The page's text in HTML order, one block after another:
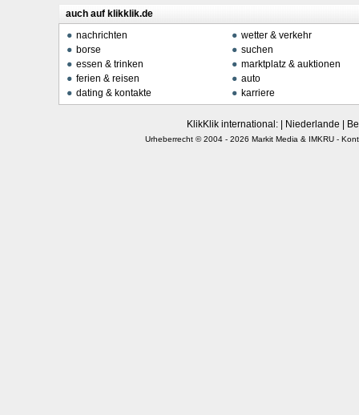
auch auf klikklik.de
nachrichten
wetter & verkehr
borse
suchen
essen & trinken
marktplatz & auktionen
ferien & reisen
auto
dating & kontakte
karriere
KlikKlik international: | Niederlande
Urheberrecht © 2004 - 2026 Markit Media & IMKRU -